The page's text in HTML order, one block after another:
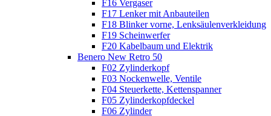
F16 Vergaser
F17 Lenker mit Anbauteilen
F18 Blinker vorne, Lenksäulenverkleidung
F19 Scheinwerfer
F20 Kabelbaum und Elektrik
Benero New Retro 50
F02 Zylinderkopf
F03 Nockenwelle, Ventile
F04 Steuerkette, Kettenspanner
F05 Zylinderkopfdeckel
F06 Zylinder